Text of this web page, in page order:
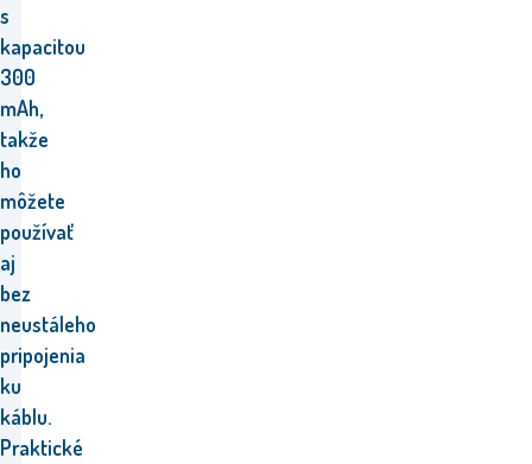
s
kapacitou
300
mAh,
takže
ho
môžete
používať
aj
bez
neustáleho
pripojenia
ku
káblu.
Praktické